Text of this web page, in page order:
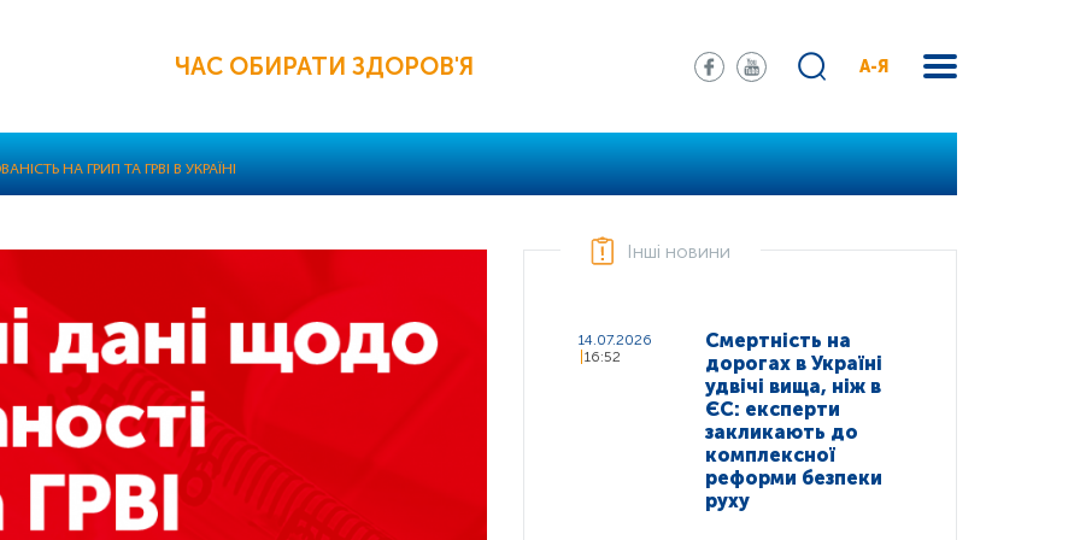
ЧАС ОБИРАТИ ЗДОРОВ'Я А-Я
НА ГРИП ТА ГРВІ В УКРАЇНІ
Інші новини
14.07.2026
16:52
Смертність на
дорогах в Україні
удвічі вища, ніж в
ЄС: експерти
закликають до
комплексної
реформи безпеки
руху